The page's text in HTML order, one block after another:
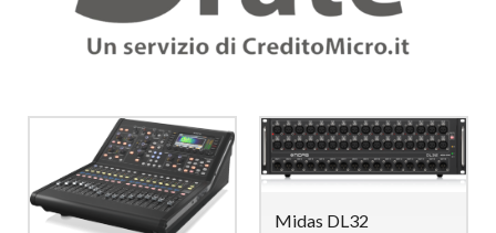
Midas DL32